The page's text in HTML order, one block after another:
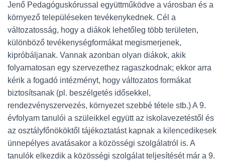
Jenő Pedagóguskórussal együttműködve a városban és a
környező településeken tevékenykednek. Cél a
változatosság, hogy a diákok lehetőleg több területen,
különböző tevékenységformákat megismerjenek,
kipróbáljanak. Vannak azonban olyan diákok, akik
folyamatosan egy szervezethez ragaszkodnak; ekkor arra
kérik a fogadó intézményt, hogy változatos formákat
biztosítsanak (pl. beszélgetés idősekkel,
rendezvényszervezés, környezet szebbé tétele stb.) A 9.
évfolyam tanulói a szüleikkel együtt az iskolavezetéstől és
az osztályfőnököktől tájékoztatást kapnak a kilencedikesek
ünnepélyes avatásakor a közösségi szolgálatról is. A
tanulók elkezdik a közösségi szolgálat teljesítését már a 9.